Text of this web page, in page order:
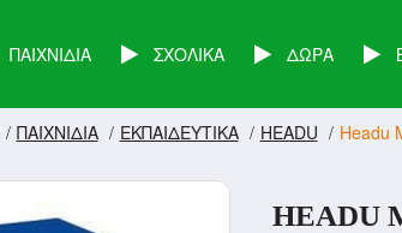
ΠΑΙΧΝΙΔΙΑ ΣΧΟΛΙΚΑ ΔΩΡΑ
ΠΑΙΧΝΙΔΙΑ ΕΚΠΑΙΔΕΥΤΙΚΑ HEADU Headu
HEADU